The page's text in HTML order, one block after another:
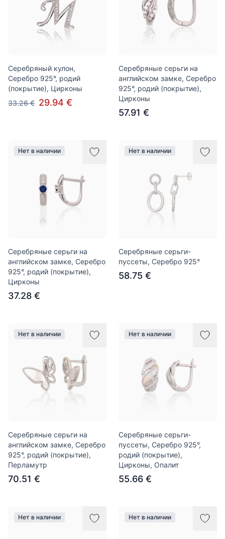
Серебряный кулон,
Серебро 925°, родий
(покрытие), Цирконы
33.26 € 29.94 €
Серебряные серьги на
английском замке, Серебро
925°, родий (покрытие),
Цирконы
57.91 €
Нет в наличии
Серебряные серьги на
английском замке, Серебро
925°, родий (покрытие),
Цирконы
37.28 €
Нет в наличии
Серебряные серьги-
пуссеты, Серебро 925°
58.75 €
Нет в наличии
Серебряные серьги на
английском замке, Серебро
925°, родий (покрытие),
Перламутр
70.51 €
Нет в наличии
Серебряные серьги-
пуссеты, Серебро 925°,
родий (покрытие),
Цирконы, Опалит
55.66 €
Нет в наличии Нет в наличии